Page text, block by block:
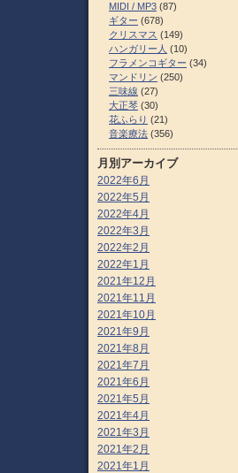
MIDI / MP3 (87)
ギター (678)
クリスマス (149)
ハンガリー人 (10)
フラメンコギター (34)
マンドリン (250)
三味線 (27)
大正琴 (30)
花ふらり (21)
音楽療法 (356)
月別アーカイブ
2022年6月
2022年5月
2022年4月
2022年3月
2022年2月
2022年1月
2021年12月
2021年11月
2021年10月
2021年9月
2021年8月
2021年7月
2021年6月
2021年5月
2021年4月
2021年3月
2021年2月
2021年1月